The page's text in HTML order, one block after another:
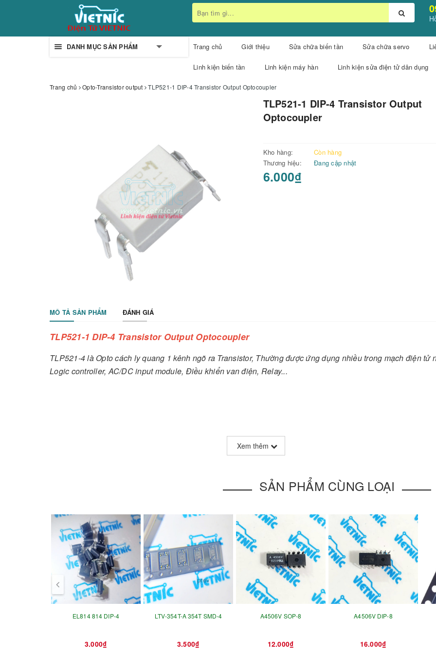
DANH MỤC SẢN PHẨM Trang chủ Giới thiệu Sửa chữa biến tần Sửa chữa servo
Linh kiện biến tần Linh kiện máy hàn Linh kiện sửa điện tử dân dụng
Trang chủ Opto-Transistor output TLP521-1 DIP-4 Transistor Output Optocoupler
TLP521-1 DIP-4 Transistor Output
Optocoupler
Kho hàng:
Còn hàng
Thương hiệu:
Đang cập nhật
6.000₫
MÔ TẢ SẢN PHẨM ĐÁNH GIÁ
TLP521-1 DIP-4 Transistor Output Optocoupler
TLP521-4 là Opto cách ly quang 1 kênh ngõ ra Transistor, Thường được ứng dụng nhiều trong mạch điện tử
Logic controller, AC/DC input module, Điều khiển van điện, Relay...
Xem thêm
SẢN PHẨM CÙNG LOẠI
EL814 814 DIP-4
3.000₫
LTV-354T-A 354T SMD-4
3.500₫
A4506V SOP-8
12.000₫
A4506V DIP-8
16.000₫
prev